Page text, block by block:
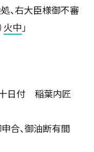
、右大臣様御不審
火中」
十日付 稲葉内匠
申合、御油断有間